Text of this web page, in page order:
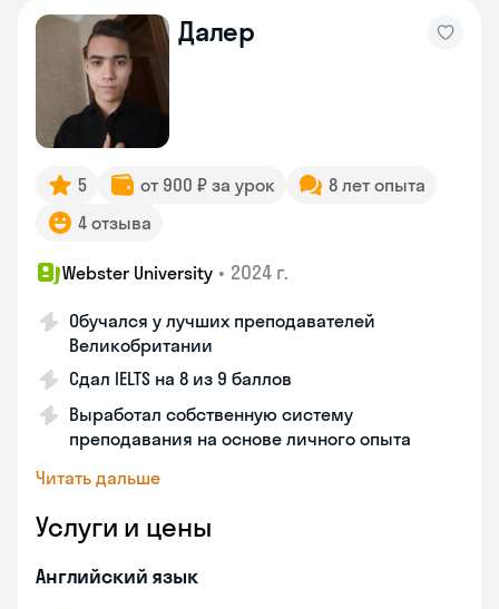
Далер
5 от 900 ₽ за урок
8 лет опыта
4 отзыва
Webster University • 2024 г.
Обучался у лучших преподавателей
Великобритании
Сдал IELTS на 8 из 9 баллов
Выработал собственную систему
преподавания на основе личного опыта
Читать дальше
Услуги и цены
Английский язык